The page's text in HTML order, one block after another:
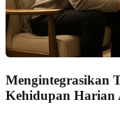
Mengintegrasikan
Kehidupan Harian